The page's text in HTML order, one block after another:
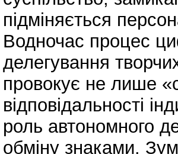
підміняється
Водночас процес
делегування
провокує не лише
відповідальності
роль автономного
обміну знаками.